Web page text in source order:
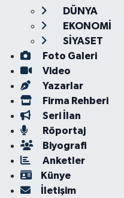
DÜNYA
EKONOMİ
SİYASET
Foto Galeri
Video
Yazarlar
Firma Rehberi
Seri İlan
Röportaj
Biyografi
Anketler
Künye
İletişim